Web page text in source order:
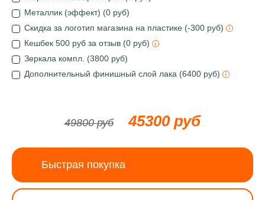
Металлик (эффект) (0 руб)
Скидка за логотип магазина на пластике (-300 руб)
Кешбек 500 руб за отзыв (0 руб)
Зеркала компл. (3800 руб)
Дополнительный финишный слой лака (6400 руб)
49800 руб 45300 руб
Быстрая покупка